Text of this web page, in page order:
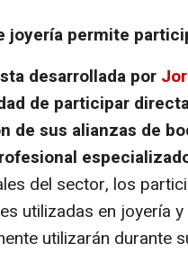
joyería permite
desarrollada por
de participar
de sus alianzas de
del sector, los
utilizadas en joyería
utilizarán durante